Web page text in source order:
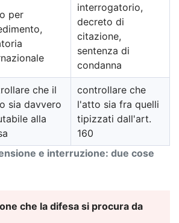
e interruzione: due cose
per
interrogatorio,
decreto di
citazione,
sentenza di
condanna
che il
sia davvero
alla
controllare che
l'atto sia fra quelli
tipizzati dall'art.
160
che la difesa si procura da